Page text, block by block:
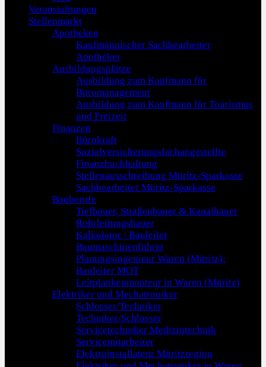
Veranstaltungen
Stellenmarkt
Apotheken
Kaufmännischer Sachbearbeiter
Apotheker
Ausbildungsplätze
Ausbildung zum Kaufmann für
Büromanagement
Ausbildung zum Kaufmann für Tourismus
und Freizeit
Finanzen
Bürokraft
Sozialversicherungsfachangestellte
Finanzbuchhaltung
Stellenausschreibung Müritz-Sparkasse
Sachbearbeiter Müritz-Sparkasse
Bauberufe
Tiefbauer, Straßenbauer & Kanalbauer
Rohrleitungsbauer
Kalkulator / Bauleiter
Baumaschinenführer
Planungsingenieur Waren (Müritz):
Bauleiter MOT
Leitplankenmonteur in Waren (Müritz)
Elektriker und Mechatroniker
Schlosser/Techniker
Techniker/Schlosser
Servicetechniker Medizintechnik
Servicemitarbeiter
Elektroinstallateur Müritzregion